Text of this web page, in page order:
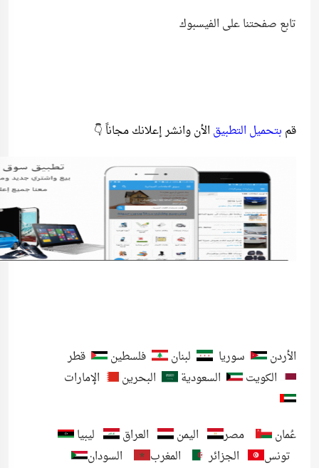
تابع صفحتنا على الفيسبوك
قم بتحميل التطبيق الأن وانشر إعلانك مجاناً 👇
الأردن سوريا لبنان فلسطين
قطر
الكويت
السعودية البحرين الإمارات
عُمان مصر اليمن العراق
ليبيا
تونس
الجزائر المغرب السودان